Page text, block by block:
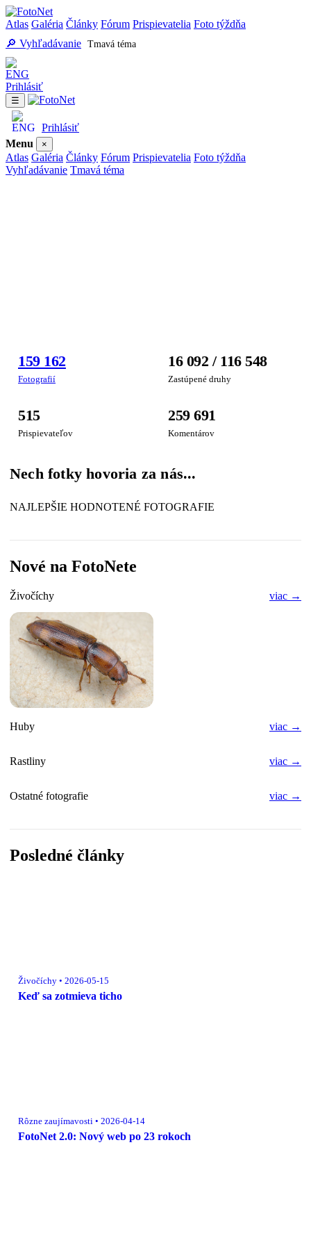
Atlas Galéria Články Fórum Prispievatelia Foto týždňa
🔎 Vyhľadávanie Tmavá téma
Prihlásiť
☰
Prihlásiť
Menu
×
Atlas Galéria Články Fórum Prispievatelia Foto týždňa
Vyhľadávanie Tmavá téma
FOTOGRAFIA
TÝŽDŇA
159 162
Fotografií
16 092 / 116 548
Zastúpené druhy
515
Prispievateľov
259 691
Komentárov
Nech fotky hovoria za nás...
NAJLEPŠIE HODNOTENÉ FOTOGRAFIE
Nové na FotoNete
Živočíchy viac →
Huby viac →
Rastliny viac →
Ostatné fotografie viac →
Posledné články
Živočíchy • 2026-05-15
Keď sa zotmieva ticho
Rôzne zaujímavosti • 2026-04-14
FotoNet 2.0: Nový web po 23 rokoch